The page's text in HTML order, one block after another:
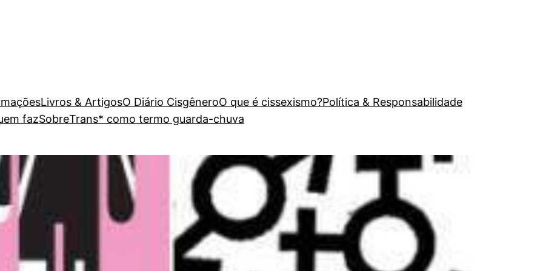
Livros & ArtigosO Diário CisgêneroO que é cissexismo?Política & Responsabilidade
fazSobreTrans* como termo guarda-chuva